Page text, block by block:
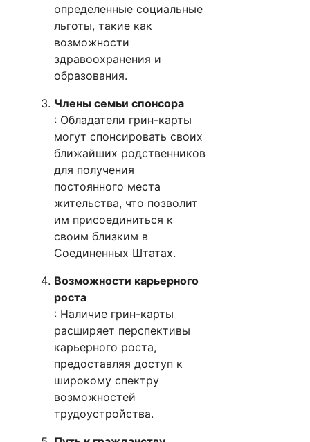
определенные социальные
льготы, такие как
возможности
здравоохранения и
образования.
Члены семьи спонсора
: Обладатели грин-карты
могут спонсировать своих
ближайших родственников
для получения
постоянного места
жительства, что позволит
им присоединиться к
своим близким в
Соединенных Штатах.
Возможности карьерного
роста
: Наличие грин-карты
расширяет перспективы
карьерного роста,
предоставляя доступ к
широкому спектру
возможностей
трудоустройства.